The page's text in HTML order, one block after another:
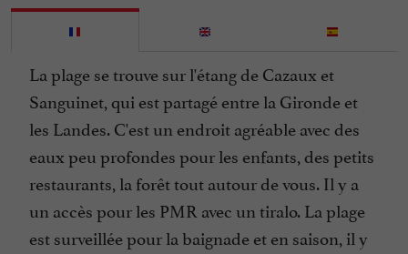
La plage se trouve sur l'étang de Cazaux et
Sanguinet, qui est partagé entre la Gironde et
les Landes. C'est un endroit agréable avec des
eaux peu profondes pour les enfants, des petits
restaurants, la forêt tout autour de vous. Il y a
un accès pour les PMR avec un tiralo. La plage
est surveillée pour la baignade et en saison, il y